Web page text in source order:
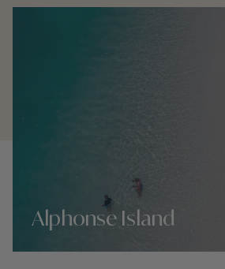
Alphonse Island